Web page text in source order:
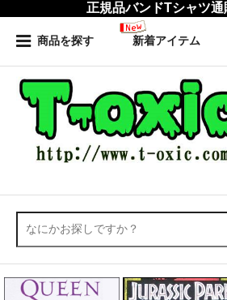
正規品バンドTシャツ
商品を探す 新着アイテム